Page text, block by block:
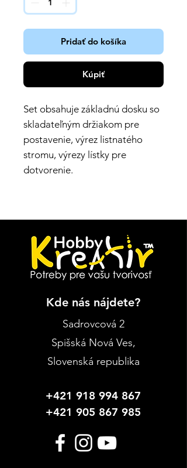
Pridať do košíka
Kúpiť
Set obsahuje základnú dosku so
skladateľným držiakom pre
postavenie, výrez listnatého
stromu, výrezy lístky pre
dotvorenie.
Kde nás nájdete?
Sadrovcová 2
Spišská Nová Ves,
Slovenská republika
+421 918 994 867
+421 905 867 985